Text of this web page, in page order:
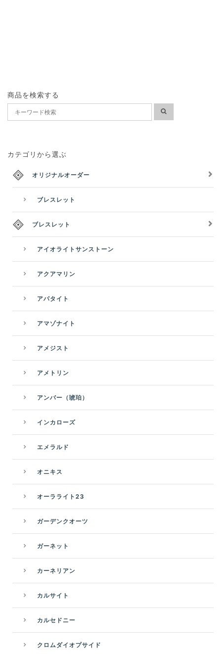
商品を検索する
カテゴリから選ぶ
オリジナルオーダー
ブレスレット
ブレスレット
アイオライトサンストーン
アクアマリン
アパタイト
アマゾナイト
アメジスト
アメトリン
アンバー（琥珀）
インカローズ
エメラルド
オニキス
オーラライト23
ガーデンクオーツ
ガーネット
カーネリアン
カルサイト
カルセドニー
クロムダイオプサイド